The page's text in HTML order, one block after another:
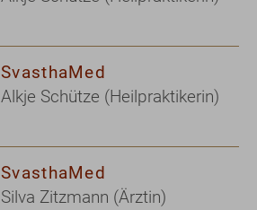
SvasthaMed
Alkje Schütze (Heilpraktikerin)
SvasthaMed
Silva Zitzmann (Ärztin)